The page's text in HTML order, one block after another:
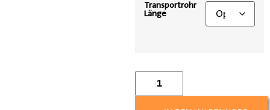
Transportrohr
Länge